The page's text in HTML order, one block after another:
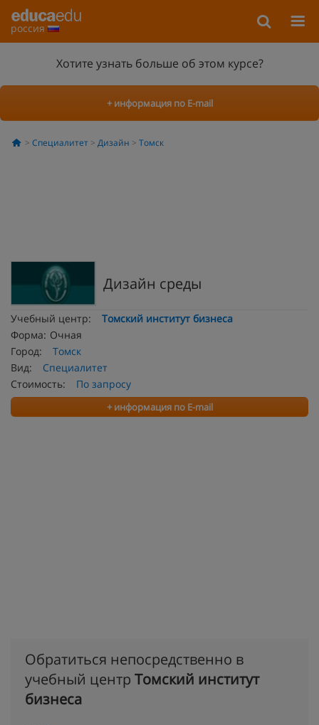
россия
Хотите узнать больше об этом курсе?
+ информация по E-mail
Специалитет Дизайн Томск
Дизайн среды
Учебный центр:
Томский институт бизнеса
Форма: Очная
Город:
Томск
Вид:
Специалитет
Стоимость:
По запросу
+ информация по E-mail
Обратиться непосредственно в
учебный центр Томский институт
бизнеса